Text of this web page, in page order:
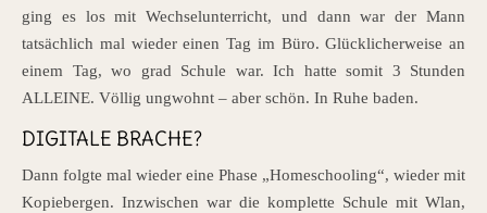
ging es los mit Wechselunterricht, und dann war der Mann
tatsächlich mal wieder einen Tag im Büro. Glücklicherweise an
einem Tag, wo grad Schule war. Ich hatte somit 3 Stunden
ALLEINE. Völlig ungwohnt – aber schön. In Ruhe baden.
DIGITALE BRACHE?
Dann folgte mal wieder eine Phase „Homeschooling“, wieder mit
Kopiebergen. Inzwischen war die komplette Schule mit Wlan,